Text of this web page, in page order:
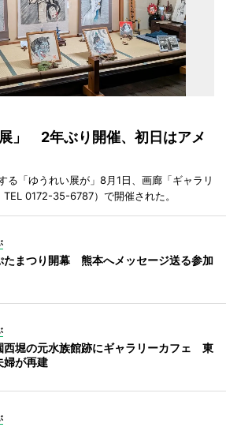
」 2年ぶり開催、初日はアメ
る「ゆうれい展が」8月1日、画廊「ギャラリ
0172-35-6787）で開催された。
たまつり開幕 熊本へメッセージ送る参加
西堀の元水族館跡にギャラリーカフェ 東
婦が再建